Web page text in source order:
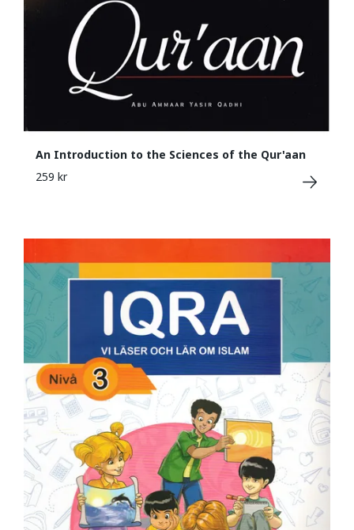
An Introduction to the Sciences of the Qur'aan
259 kr